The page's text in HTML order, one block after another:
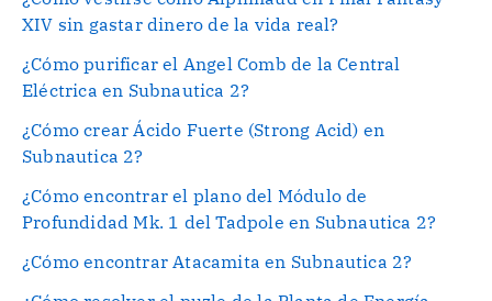
XIV sin gastar dinero de la vida real?
¿Cómo purificar el Angel Comb de la Central
Eléctrica en Subnautica 2?
¿Cómo crear Ácido Fuerte (Strong Acid) en
Subnautica 2?
¿Cómo encontrar el plano del Módulo de
Profundidad Mk. 1 del Tadpole en Subnautica 2?
¿Cómo encontrar Atacamita en Subnautica 2?